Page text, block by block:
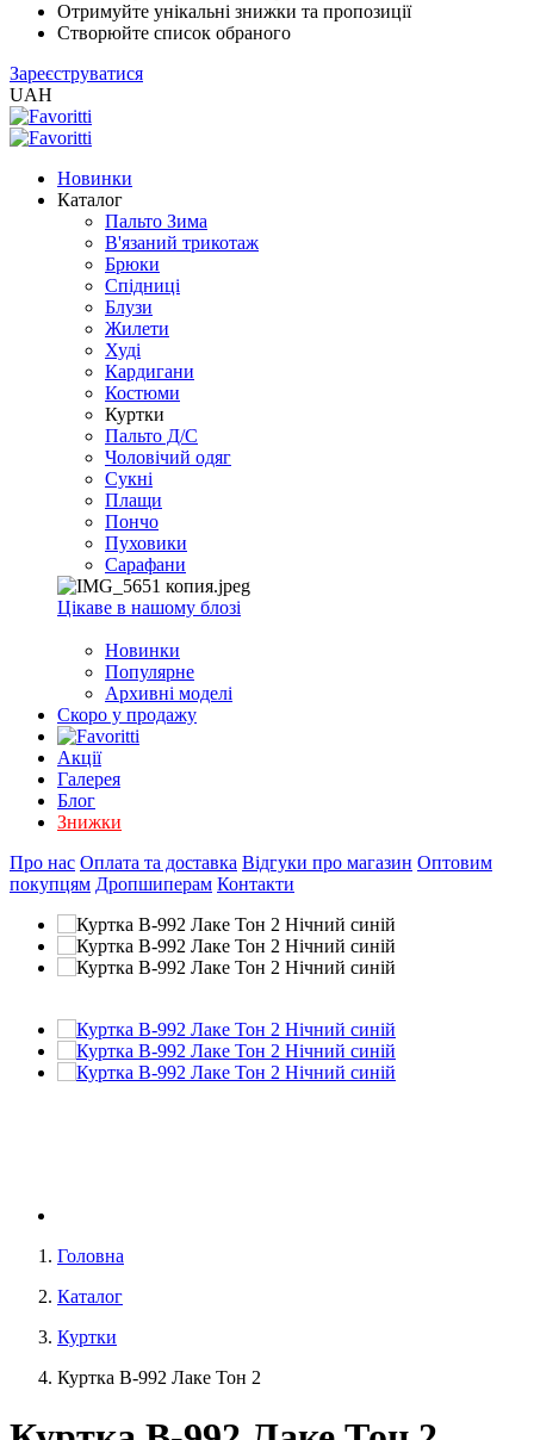
Отримуйте унікальні знижки та пропозиції
Створюйте список обраного
Зареєструватися
UAH
Новинки
Каталог
Пальто Зима
В'язаний трикотаж
Брюки
Спідниці
Блузи
Жилети
Худі
Кардигани
Костюми
Куртки
Пальто Д/С
Чоловічий одяг
Сукні
Плащи
Пончо
Пуховики
Сарафани
Цікаве в нашому блозі
Новинки
Популярне
Архивні моделі
Скоро у продажу
Акції
Галерея
Блог
Знижки
Про нас Оплата та доставка Відгуки про магазин Оптовим
покупцям Дропшиперам Контакти
Головна
Каталог
Куртки
Куртка В-992 Лаке Тон 2
XLS
EXCEL
2005
(Опт)
XLSX